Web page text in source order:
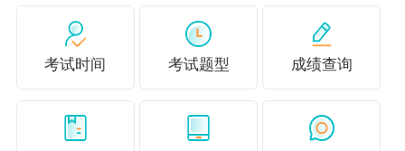
考试时间 考试题型 成绩查询